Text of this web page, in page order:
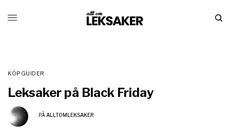
KÖPGUIDER
Leksaker på Black Friday
PÅALLTOMLEKSAKER